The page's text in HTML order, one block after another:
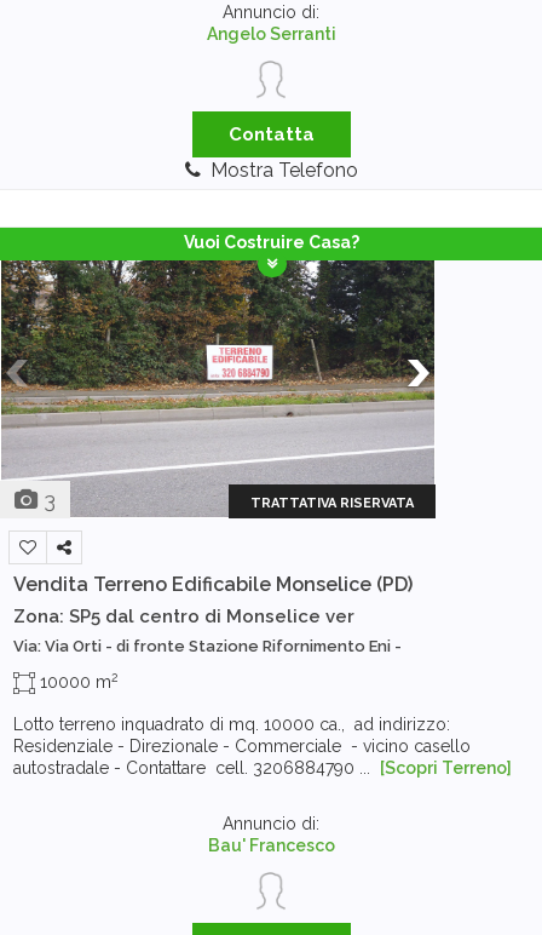
Annuncio di:
Angelo Serranti
Contatta
Mostra Telefono
Vuoi Costruire Casa?
3 TRATTATIVA RISERVATA
Vendita Terreno Edificabile Monselice (PD)
Zona: SP5 dal centro di Monselice ver
Via: Via Orti - di fronte Stazione Rifornimento Eni -
10000 m2
Lotto terreno inquadrato di mq. 10000 ca., ad indirizzo:
Residenziale - Direzionale - Commerciale - vicino casello
autostradale - Contattare cell. 3206884790 ...
[Scopri Terreno]
Annuncio di:
Bau' Francesco